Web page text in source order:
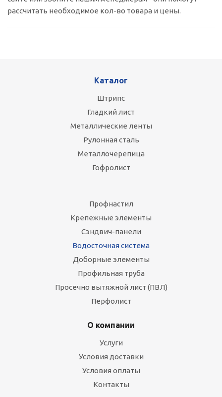
рассчитать необходимое кол-во товара и цены.
Каталог
Штрипс
Гладкий лист
Металлические ленты
Рулонная сталь
Металлочерепица
Гофролист
Профнастил
Крепежные элементы
Сэндвич-панели
Водосточная система
Доборные элементы
Профильная труба
Просечно вытяжной лист (ПВЛ)
Перфолист
О компании
Услуги
Условия доставки
Условия оплаты
Контакты